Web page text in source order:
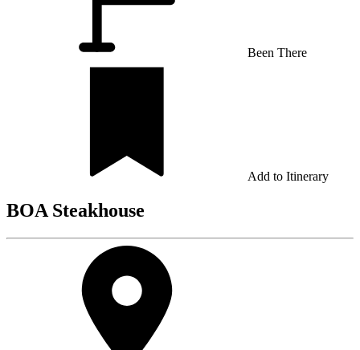
Been There
Add to Itinerary
BOA Steakhouse